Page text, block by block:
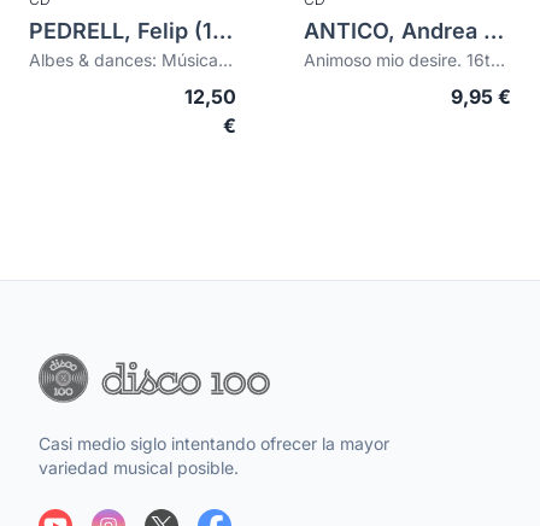
PEDRELL, Felip (1841-1922)
Albes & dances: Música simfònica de la Renaixença (digipack)
12,50
€
ANTICO, Andrea (c.1480-?)
Animoso mio desire. 16th-Century Italian Keyboard Favourites
9,95 €
Casi medio siglo intentando ofrecer la mayor
variedad musical posible.